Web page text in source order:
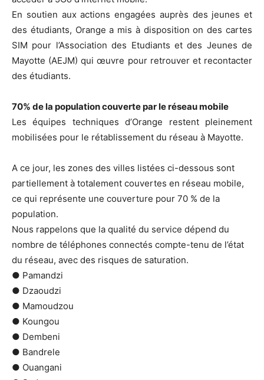
En soutien aux actions engagées auprès des jeunes et
des étudiants, Orange a mis à disposition on des cartes
SIM pour l’Association des Etudiants et des Jeunes de
Mayotte (AEJM) qui œuvre pour retrouver et recontacter
des étudiants.
70% de la population couverte par le réseau mobile
Les équipes techniques d’Orange restent pleinement
mobilisées pour le rétablissement du réseau à Mayotte.
A ce jour, les zones des villes listées ci-dessous sont
partiellement à totalement couvertes en réseau mobile,
ce qui représente une couverture pour 70 % de la
population.
Nous rappelons que la qualité du service dépend du
nombre de téléphones connectés compte-tenu de l’état
du réseau, avec des risques de saturation.
● Pamandzi
● Dzaoudzi
● Mamoudzou
● Koungou
● Dembeni
● Bandrele
● Ouangani